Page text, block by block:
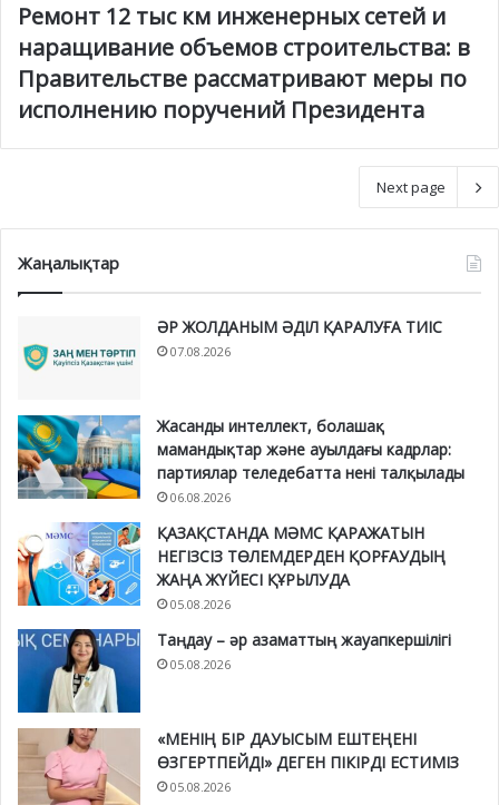
Ремонт 12 тыс км инженерных сетей и
наращивание объемов строительства: в
Правительстве рассматривают меры по
исполнению поручений Президента
Next page
Жаңалықтар
ӘР ЖОЛДАНЫМ ӘДІЛ ҚАРАЛУҒА ТИІС
07.08.2026
Жасанды интеллект, болашақ
мамандықтар және ауылдағы кадрлар:
партиялар теледебатта нені талқылады
06.08.2026
ҚАЗАҚСТАНДА МӘМС ҚАРАЖАТЫН
НЕГІЗСІЗ ТӨЛЕМДЕРДЕН ҚОРҒАУДЫҢ
ЖАҢА ЖҮЙЕСІ ҚҰРЫЛУДА
05.08.2026
Таңдау – әр азаматтың жауапкершілігі
05.08.2026
«МЕНІҢ БІР ДАУЫСЫМ ЕШТЕҢЕНІ
ӨЗГЕРТПЕЙДІ» ДЕГЕН ПІКІРДІ ЕСТИМІЗ
05.08.2026